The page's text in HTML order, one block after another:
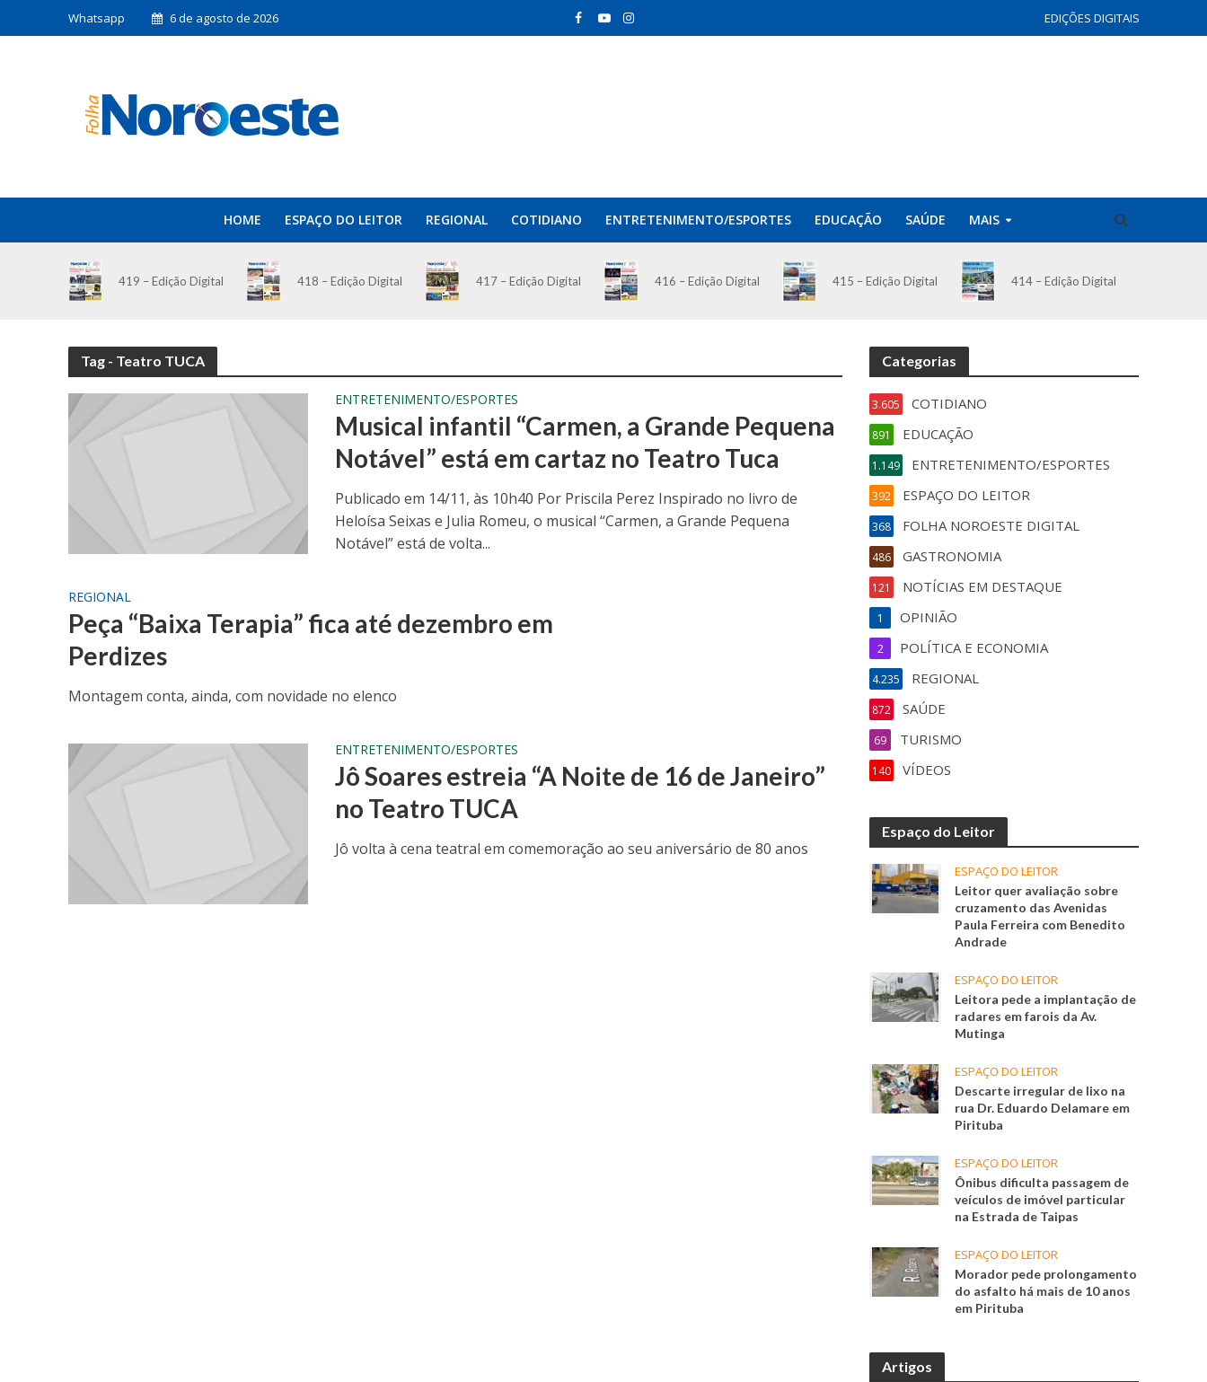
Whatsapp 6 de agosto de 2026 EDIÇÕES DIGITAIS
HOME ESPAÇO DO LEITOR REGIONAL COTIDIANO ENTRETENIMENTO/ESPORTES EDUCAÇÃO SAÚDE MAIS
419 – Edição Digital 418 – Edição Digital 417 – Edição Digital 416 – Edição Digital 415 – Edição Digital 414 – Edição Digital
Tag - Teatro TUCA
ENTRETENIMENTO/ESPORTES
Musical infantil “Carmen, a Grande Pequena
Notável” está em cartaz no Teatro Tuca
Publicado em 14/11, às 10h40 Por Priscila Perez Inspirado no livro de
Heloísa Seixas e Julia Romeu, o musical “Carmen, a Grande Pequena
Notável” está de volta...
REGIONAL
Peça “Baixa Terapia” fica até dezembro em
Perdizes
Montagem conta, ainda, com novidade no elenco
ENTRETENIMENTO/ESPORTES
Jô Soares estreia “A Noite de 16 de Janeiro”
no Teatro TUCA
Jô volta à cena teatral em comemoração ao seu aniversário de 80 anos
Categorias
COTIDIANO
3.605
EDUCAÇÃO
891
ENTRETENIMENTO/ESPORTES
1.149
ESPAÇO DO LEITOR
392
FOLHA NOROESTE DIGITAL
368
GASTRONOMIA
486
NOTÍCIAS EM DESTAQUE
121
OPINIÃO
1
POLÍTICA E ECONOMIA
2
REGIONAL
4.235
SAÚDE
872
TURISMO
69
VÍDEOS
140
Espaço do Leitor
ESPAÇO DO LEITOR
Leitor quer avaliação sobre
cruzamento das Avenidas
Paula Ferreira com Benedito
Andrade
ESPAÇO DO LEITOR
Leitora pede a implantação de
radares em farois da Av.
Mutinga
ESPAÇO DO LEITOR
Descarte irregular de lixo na
rua Dr. Eduardo Delamare em
Pirituba
ESPAÇO DO LEITOR
Ônibus dificulta passagem de
veículos de imóvel particular
na Estrada de Taipas
ESPAÇO DO LEITOR
Morador pede prolongamento
do asfalto há mais de 10 anos
em Pirituba
Artigos